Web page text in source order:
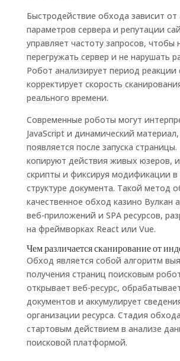
Быстродействие обхода зависит от
параметров сервера и репутации
управляет частоту запросов, чтобы
перегружать сервер и не нарушать
Робот анализирует период реакции
корректирует скорость
реального времени.
Современные роботы могут
JavaScript и динамический
появляется после запуска
копируют действия живых юзеров,
скрипты и фиксируя модификации в
структуре документа. Такой метод
качественное обход казино Вулкан
веб-приложений и SPA ресурсов,
на фреймворках React или Vue.
Чем различается сканирование от
Обход является собой алгоритм
получения страниц поисковым
открывает веб-ресурс,
документов и аккумулирует
организации ресурса. Стадия
стартовым действием в анализе
поисковой платформой.